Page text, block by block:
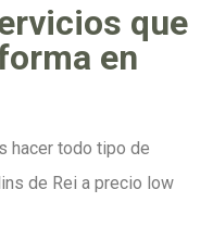
que
en
hacer todo tipo de
de Rei a precio low